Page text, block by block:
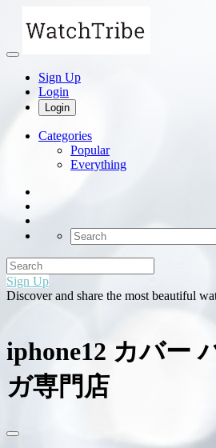
Sign Up
Login
Login
Categories
Popular
Everything
Sign Up
Discover and share the most beautiful
iphone12 カバー
ガ専門店